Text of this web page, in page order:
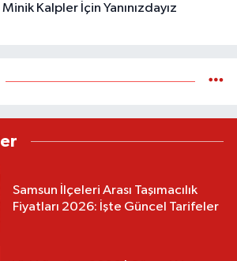
Kalpler İçin Yanınızdayız
Samsun İlçeleri Arası Taşımacılık
Fiyatları 2026: İşte Güncel Tarifeler